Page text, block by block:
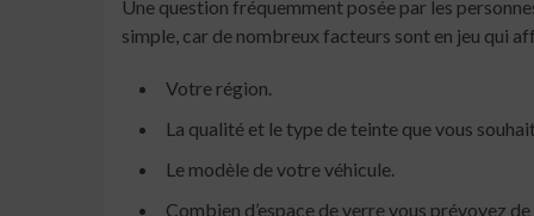
Une question fréquemment posée par les
simple, car de nombreux facteurs sont en jeu qui
Votre région.
La qualité et le type de teinte que vous
Le modèle de votre véhicule.
Combien d’espace de verre vous prévoyez